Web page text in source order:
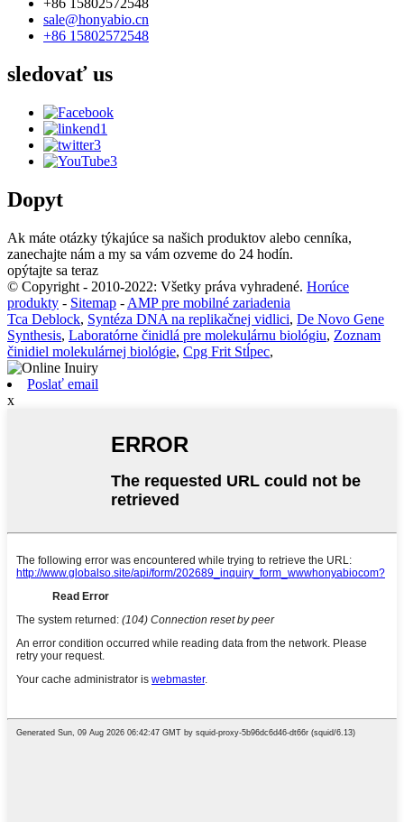
+86 15802572548
sale@honyabio.cn
+86 15802572548
sledovať us
Dopyt
Ak máte otázky týkajúce sa našich produktov alebo cenníka,
zanechajte nám a my sa vám ozveme do 24 hodín.
opýtajte sa teraz
© Copyright - 2010-2022: Všetky práva vyhradené. Horúce
produkty - Sitemap - AMP pre mobilné zariadenia
Tca Deblock, Syntéza DNA na replikačnej vidlici, De Novo Gene
Synthesis, Laboratórne činidlá pre molekulárnu biológiu, Zoznam
činidiel molekulárnej biológie, Cpg Frit Stĺpec,
Poslať email
x